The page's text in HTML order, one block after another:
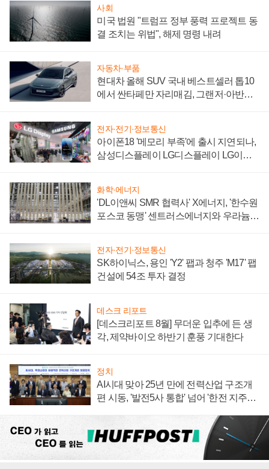
사회
미국 법원 "트럼프 정부 풍력 프로젝트 동
결 조치는 위법", 해제 명령 내려
자동차·부품
현대차 올해 SUV 국내 베스트셀러 톱10
에서 싼타페만 자리매김, 그랜저·아반떼
전자·전기·정보통신
아이폰18 '메모리 부족'에 출시 지연되나,
삼성디스플레이 LG디스플레이 LG이노
화학·에너지
'DL이앤씨 SMR 협력사' X에너지, '한수원
포스코 동맹' 센트러스에너지와 우라늄
전자·전기·정보통신
SK하이닉스, 용인 'Y2' 팹과 청주 'M17' 팹
건설에 54조 투자 결정
데스크 리포트
[데스크리포트 8월] 무더운 입추에 든 생
각, 제약바이오 하반기 훈풍 기대한다
정치
AI시대 맞아 25년 만에 전력산업 구조개
편 시동, '발전5사 통합' 넘어 '한전 지주사'